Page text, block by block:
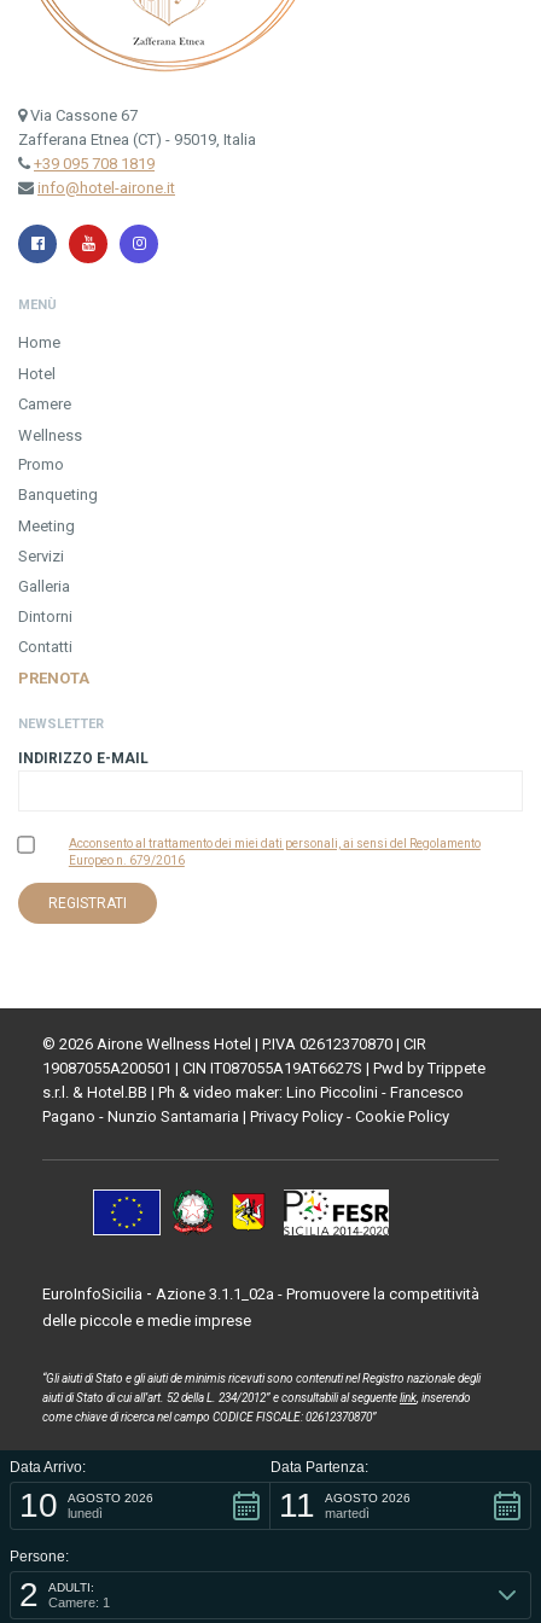
Via Cassone 67
Zafferana Etnea (CT) - 95019, Italia
+39 095 708 1819
info@hotel-airone.it
MENÙ
Home
Hotel
Camere
Wellness
Promo
Banqueting
Meeting
Servizi
Galleria
Dintorni
Contatti
PRENOTA
NEWSLETTER
INDIRIZZO E-MAIL
Acconsento al trattamento dei miei dati personali, ai sensi del Regolamento
Europeo n. 679/2016
© 2026 Airone Wellness Hotel | P.IVA 02612370870 | CIR
19087055A200501 | CIN IT087055A19AT6627S | Pwd byTrippete
s.r.l.
& Hotel.BB | Ph & video maker: Lino Piccolini - Francesco
Pagano - Nunzio Santamaria | Privacy Policy - Cookie Policy
EuroInfoSicilia - Azione 3.1.1_02a - Promuovere la competitività
delle piccole e medie imprese
“Gli aiuti di Stato e gli aiuti de minimis ricevuti sono contenuti nel Registro nazionale degli
aiuti di Stato di cui all’art. 52 della L. 234/2012” e consultabili al seguentelink , inserendo
come chiave di ricerca nel campo CODICE FISCALE: 02612370870”
Data Arrivo:
10 AGOSTO 2026
lunedì
Data Partenza:
11 AGOSTO 2026
martedì
Persone:
2 ADULTI:
Camere: 1